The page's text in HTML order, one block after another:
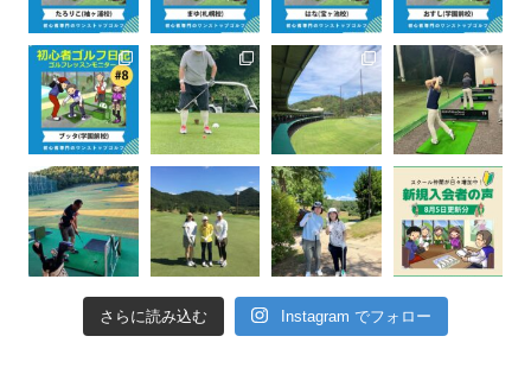
さらに読み込む Instagram でフォロー